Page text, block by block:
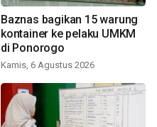
Baznas bagikan 15 warung
kontainer ke pelaku UMKM
di Ponorogo
Kamis, 6 Agustus 2026